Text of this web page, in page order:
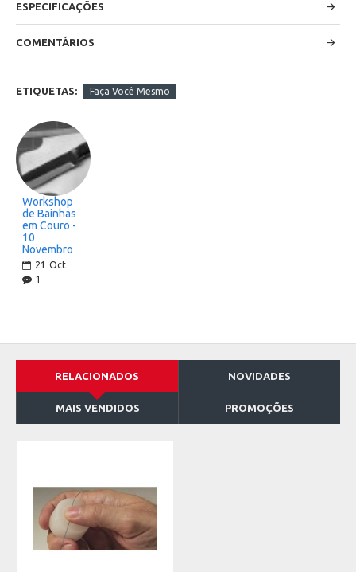
ESPECIFICAÇÕES
COMENTÁRIOS
ETIQUETAS: Faça Você Mesmo
Workshop
de Bainhas
em Couro -
10
Novembro
21
Oct
1
RELACIONADOS NOVIDADES
MAIS VENDIDOS PROMOÇÕES